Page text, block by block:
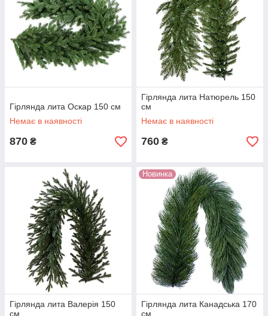
Гірлянда лита Оскар 150 см
Немає в наявності
870 ₴
Гірлянда лита Натюрель 150
см
Немає в наявності
760 ₴
Гірлянда лита Валерія 150
см
Новинка
Гірлянда лита Канадська 170
см